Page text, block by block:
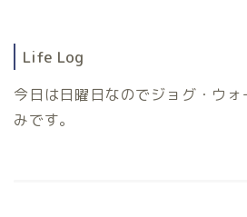
Life Log
今日は日曜日なのでジョグ・ウ
みです。